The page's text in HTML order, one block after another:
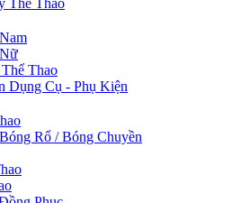
Thể Thao
Thao
Dụng Cụ - Phụ Kiện
Rổ / Bóng Chuyền